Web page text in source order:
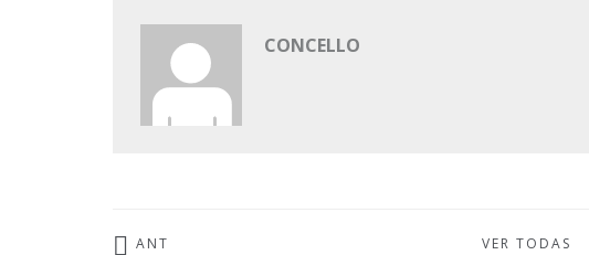
CONCELLO
ANT VER TODAS